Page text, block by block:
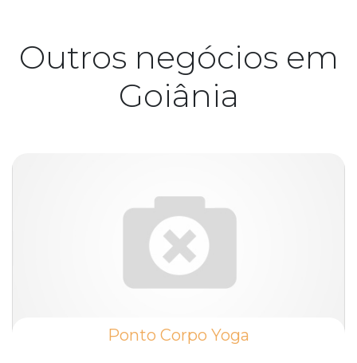
Outros negócios em
Goiânia
Ponto Corpo Yoga